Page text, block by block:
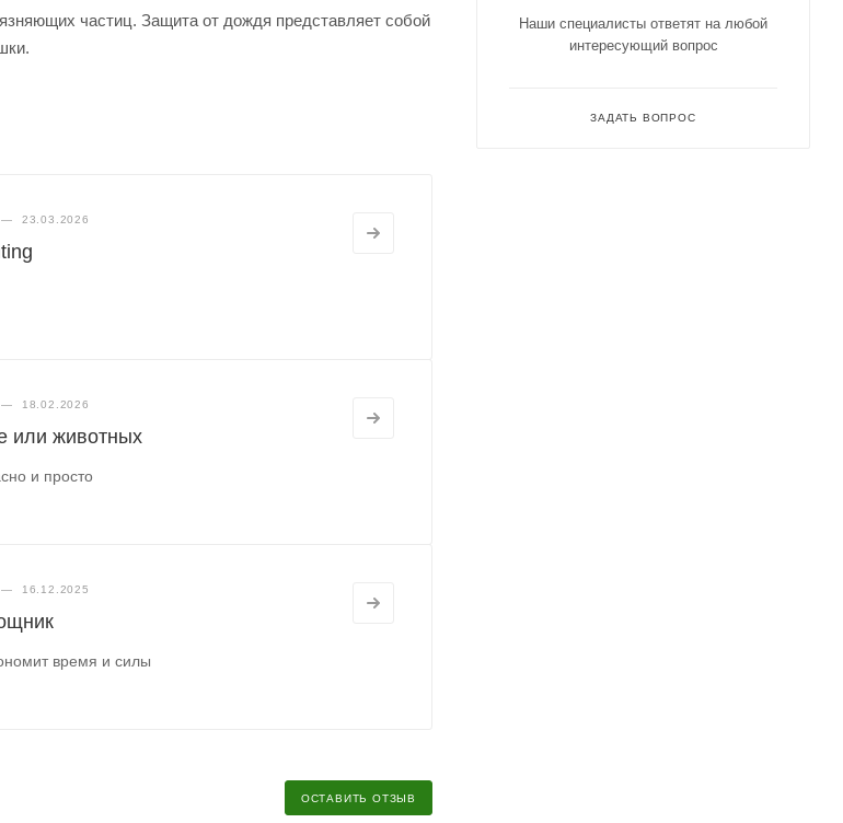
частиц. Защита от дождя представляет собой
— 23.03.2026
— 18.02.2026
или животных
и просто
— 16.12.2025
время и силы
ОСТАВИТЬ ОТЗЫВ
Наши специалисты ответят на любой
интересующий вопрос
ЗАДАТЬ ВОПРОС